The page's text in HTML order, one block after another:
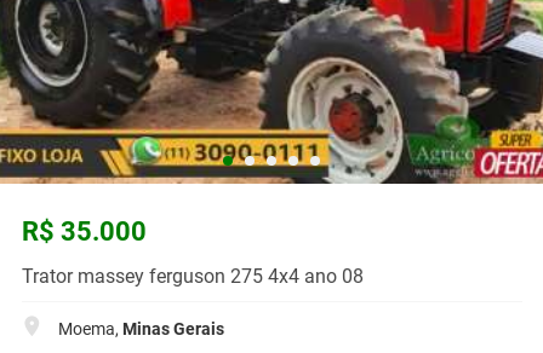
R$ 35.000
Trator massey ferguson 275 4x4 ano 08
Moema, Minas Gerais